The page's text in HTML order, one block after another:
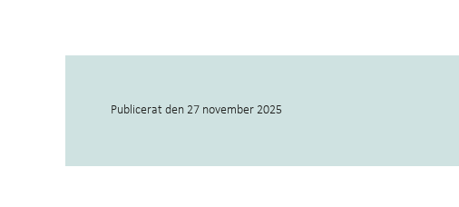
Publicerat den 27 november 2025